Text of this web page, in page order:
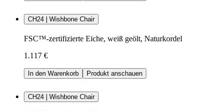
CH24 | Wishbone Chair
FSC™-zertifizierte Eiche, weiß geölt, Naturkordel
1.117 €
In den Warenkorb Produkt anschauen
CH24 | Wishbone Chair